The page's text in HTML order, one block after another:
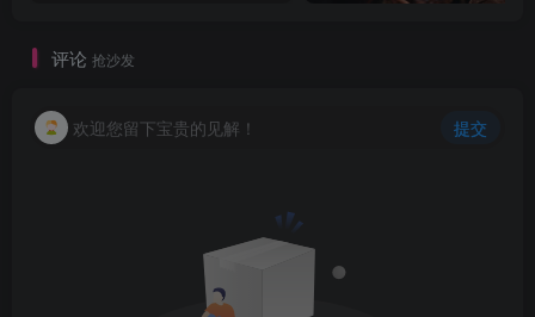
评论 抢沙发
欢迎您留下宝贵的见解！ 提交